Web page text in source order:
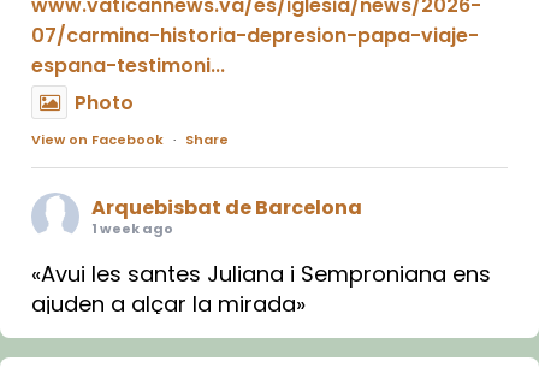
07/carmina-historia-depresion-papa-viaje-
espana-testimoni...
Photo
View on Facebook · Share
Arquebisbat de Barcelona
1 week ago
«Avui les santes Juliana i Semproniana ens
ajuden a alçar la mirada»
Mons. Sergi Gordo, bisbe de Tortosa, ha